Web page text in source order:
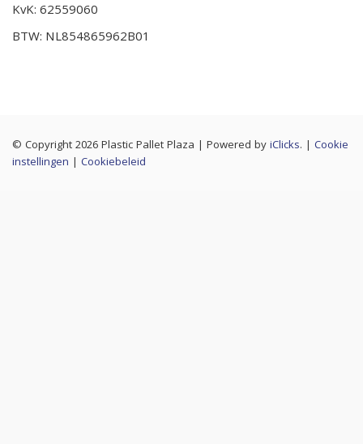
KvK: 62559060
BTW: NL854865962B01
© Copyright 2026 Plastic Pallet Plaza | Powered byiClicks. | Cookie
instellingen | Cookiebeleid